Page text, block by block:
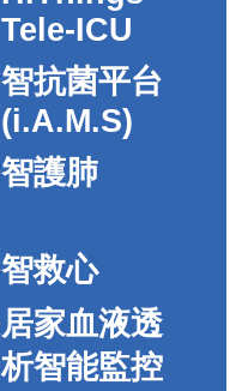
Tele-ICU
智抗菌平台
(i.A.M.S)
智護肺
智救心
居家血液透
析智能監控